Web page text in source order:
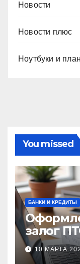
Новости
Новости плюс
Ноутбуки и
You missed
БАНКИ И КРЕДИТЫ
залог
без
10 МАРТА